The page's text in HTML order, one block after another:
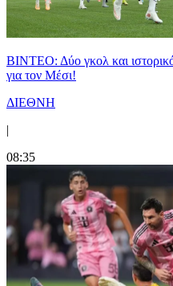
ΒΙΝΤΕΟ: Δύο γκολ και
για τον Μέσι!
ΔΙΕΘΝΗ
|
08:35